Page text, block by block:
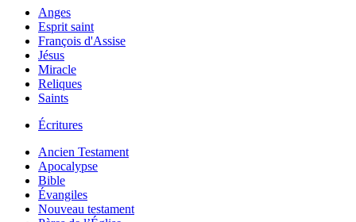
Anges
Esprit saint
François d'Assise
Jésus
Miracle
Reliques
Saints
Écritures
Ancien Testament
Apocalypse
Bible
Évangiles
Nouveau testament